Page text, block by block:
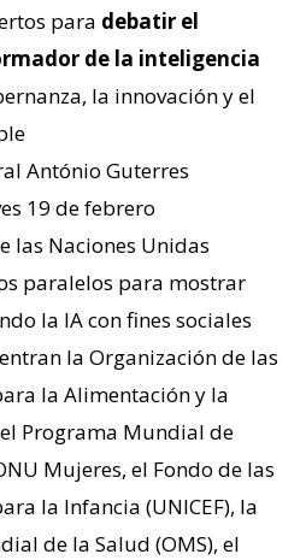
para debatir el
de la inteligencia
la innovación y el
António Guterres
19 de febrero
las Naciones Unidas
paralelos para mostrar
la IA con fines sociales
la Organización de las
la Alimentación y la
Programa Mundial de
Mujeres, el Fondo de las
la Infancia (UNICEF), la
de la Salud (OMS), el